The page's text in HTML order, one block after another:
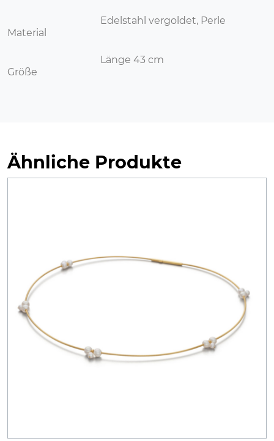
Material
Edelstahl vergoldet, Perle
Größe
Länge 43 cm
Ähnliche Produkte